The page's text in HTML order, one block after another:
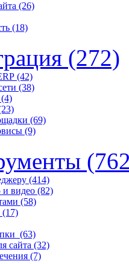
(26)
(18)
(272)
(42)
(38)
(4)
(69)
(9)
(414)
и видео (82)
(58)
(17)
(63)
сайта (32)
(7)